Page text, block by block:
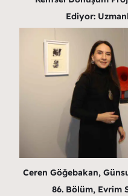
Ediyor:
Ceren Göğebakan,
86. Bölüm, Evrim